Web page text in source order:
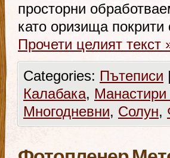
просторни
като оризища
Прочети целият текст
Categories: Пътеписи |
Калабака,
Многодневни, Солун,